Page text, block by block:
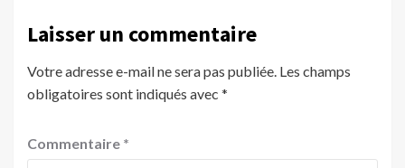
Laisser un commentaire
Votre adresse e-mail ne sera pas publiée. Les champs
obligatoires sont indiqués avec *
Commentaire *